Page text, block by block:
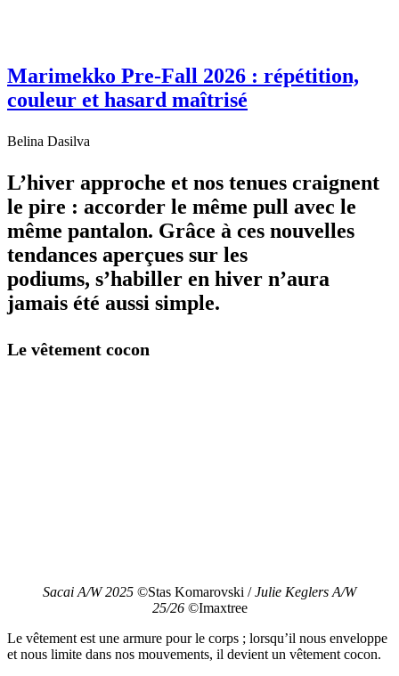
Marimekko Pre-Fall 2026 : répétition,
couleur et hasard maîtrisé
Belina Dasilva
L’hiver approche et nos tenues craignent
le pire : accorder le même pull avec le
même pantalon. Grâce à ces nouvelles
tendances aperçues sur les
podiums, s’habiller en hiver n’aura
jamais été aussi simple.
Le vêtement cocon
Sacai A/W 2025 ©Stas Komarovski /Julie Keglers A/W
25/26 ©Imaxtree
Le vêtement est une armure pour le corps ; lorsqu’il nous enveloppe
et nous limite dans nos mouvements, il devient un vêtement cocon.